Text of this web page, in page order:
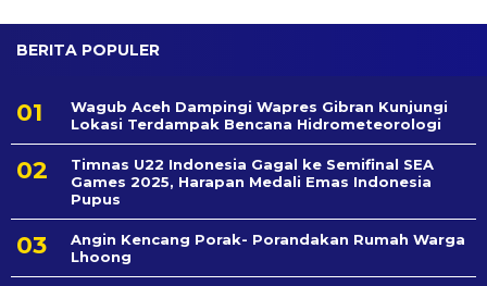
BERITA POPULER
Wagub Aceh Dampingi Wapres Gibran Kunjungi
Lokasi Terdampak Bencana Hidrometeorologi
Timnas U22 Indonesia Gagal ke Semifinal SEA
Games 2025, Harapan Medali Emas Indonesia
Pupus
Angin Kencang Porak- Porandakan Rumah Warga
Lhoong